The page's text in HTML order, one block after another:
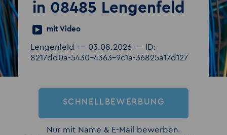
in 08485 Lengenfeld
mit Video
Lengenfeld — 03.08.2026 — ID:
8217dd0a-5430-4363-9c1a-36825a17d127
SCHNELLBEWERBUNG
Nur mit Name & E-Mail bewerben.